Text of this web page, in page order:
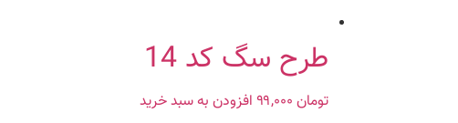
طرح سگ کد 14
تومان افزودن به سبد خرید